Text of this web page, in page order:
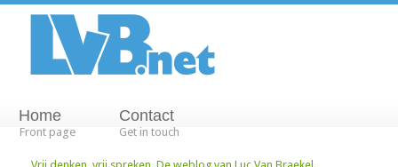
Home
Front page
Contact
Get in touch